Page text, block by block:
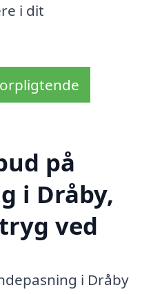
i dit
på
i Dråby,
ved
i Dråby